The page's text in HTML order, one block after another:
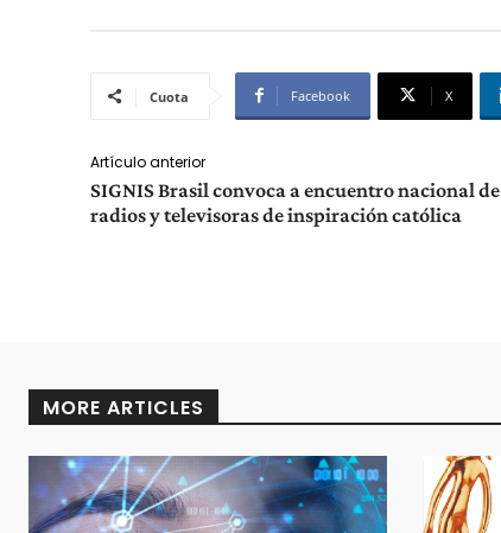
Cuota Facebook X
Artículo anterior
SIGNIS Brasil convoca a encuentro nacional de
radios y televisoras de inspiración católica
MORE ARTICLES